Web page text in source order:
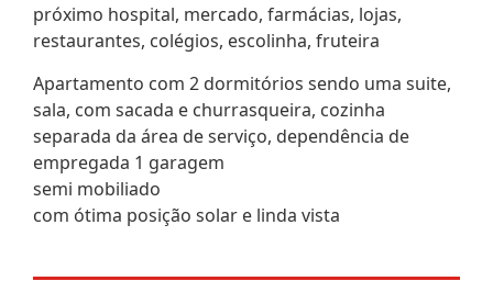
próximo hospital, mercado, farmácias, lojas,
restaurantes, colégios, escolinha, fruteira
Apartamento com 2 dormitórios sendo uma suite,
sala, com sacada e churrasqueira, cozinha
separada da área de serviço, dependência de
empregada 1 garagem
semi mobiliado
com ótima posição solar e linda vista